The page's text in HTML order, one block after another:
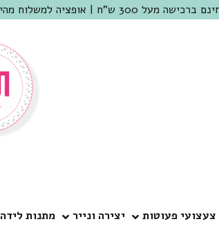
למשלוח מהיום להיום באזור המרכז | מוזמנים לבקר בחנות בכפר שמריהו
צעצועי פעוטות יצירה ונייר מתנות לידה